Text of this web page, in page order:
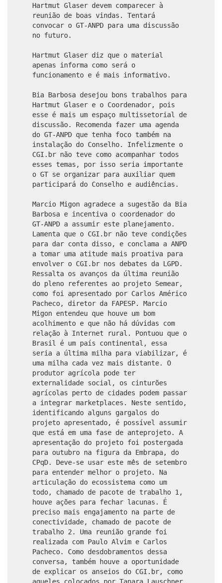
Hartmut Glaser devem comparecer à
reunião de boas vindas. Tentará
convocar o GT-ANPD para uma discussão
no futuro.
Hartmut Glaser diz que o material
apenas informa como será o
funcionamento e é mais informativo.
Bia Barbosa desejou bons trabalhos para
Hartmut Glaser e o Coordenador, pois
esse é mais um espaço multissetorial de
discussão. Recomenda fazer uma agenda
do GT-ANPD que tenha foco também na
instalação do Conselho. Infelizmente o
CGI.br não teve como acompanhar todos
esses temas, por isso seria importante
o GT se organizar para auxiliar quem
participará do Conselho e audiências.
Marcio Migon agradece a sugestão da Bia
Barbosa e incentiva o coordenador do
GT-ANPD a assumir este planejamento.
Lamenta que o CGI.br não teve condições
para dar conta disso, e conclama a ANPD
a tomar uma atitude mais proativa para
envolver o CGI.br nos debates da LGPD.
Ressalta os avanços da última reunião
do pleno referentes ao projeto Semear,
como foi apresentado por Carlos Américo
Pacheco, diretor da FAPESP. Marcio
Migon entendeu que houve um bom
acolhimento e que não há dúvidas com
relação à Internet rural. Pontuou que o
Brasil é um país continental, essa
seria a última milha para viabilizar, é
uma milha cada vez mais distante. O
produtor agrícola pode ter
externalidade social, os cinturões
agrícolas perto de cidades podem passar
a integrar marketplaces. Neste sentido,
identificando alguns gargalos do
projeto apresentado, é possível assumir
que está em uma fase de anteprojeto. A
apresentação do projeto foi postergada
para outubro na figura da Embrapa, do
CPqD. Deve-se usar este mês de setembro
para entender melhor o projeto. Na
articulação do ecossistema como um
todo, chamado de pacote de trabalho 1,
houve ações para fechar lacunas. É
preciso mais engajamento na parte de
conectividade, chamado de pacote de
trabalho 2. Uma reunião grande foi
realizada com Paulo Alvim e Carlos
Pacheco. Como desdobramentos dessa
conversa, também houve a oportunidade
de explicar os anseios do CGI.br, como
aqueles colocados por Tanara Lauschner